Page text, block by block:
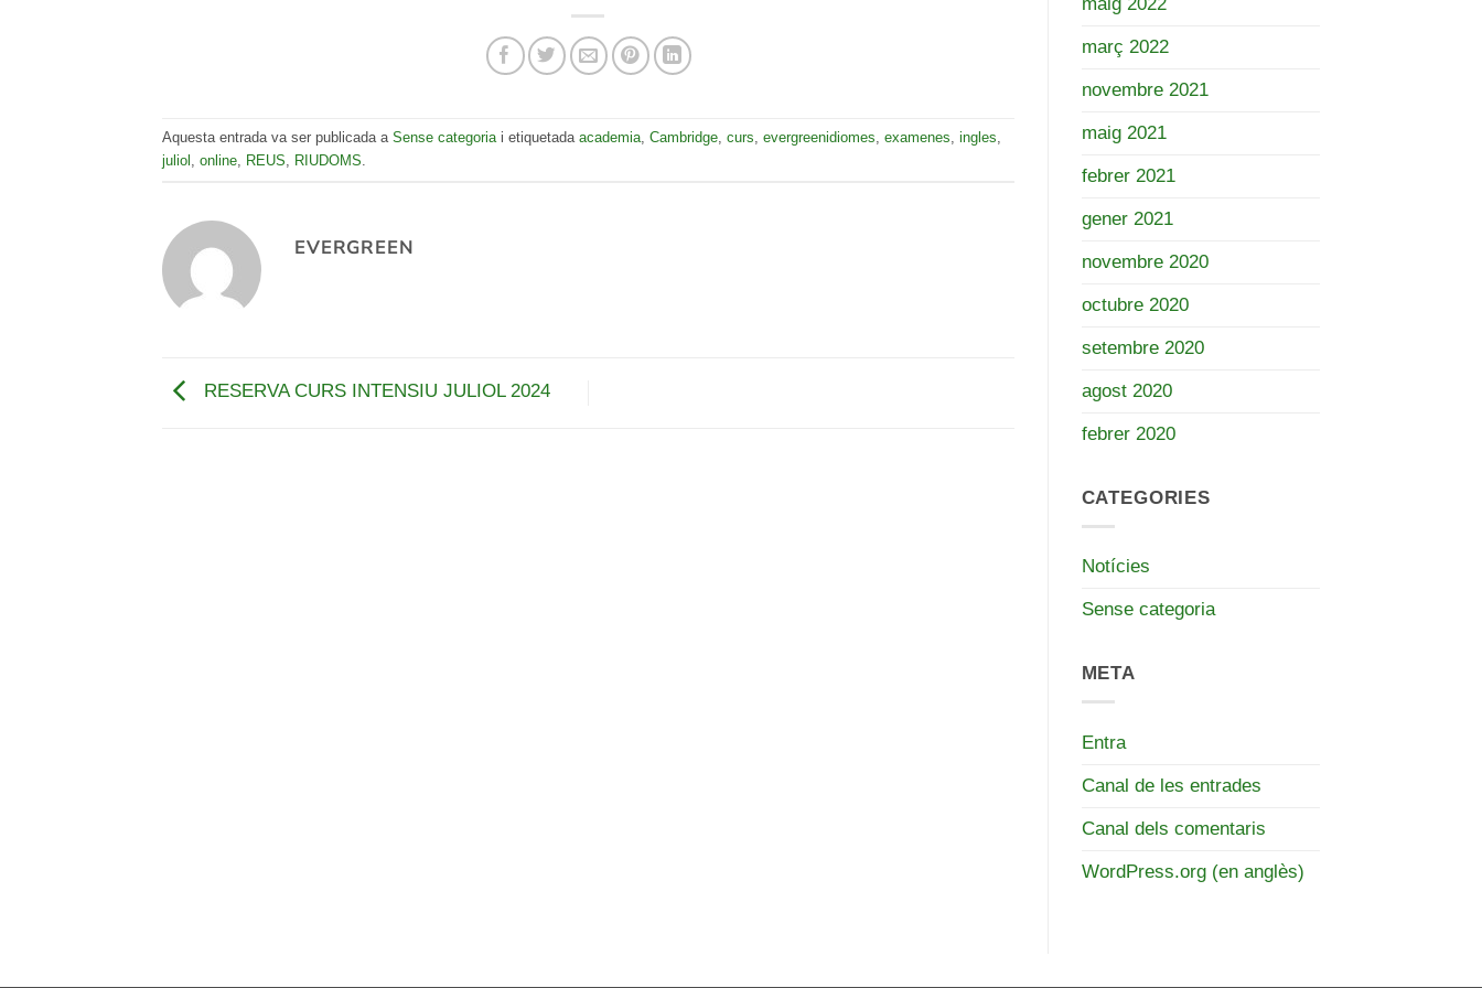
Aquesta entrada va ser publicada a Sense categoriai etiquetada academia, Cambridge, curs, evergreenidiomes, examenes, ingles,
juliol , online, REUS, RIUDOMS.
EVERGREEN
RESERVA CURS INTENSIU JULIOL 2024
maig 2022
març 2022
novembre 2021
maig 2021
febrer 2021
gener 2021
novembre 2020
octubre 2020
setembre 2020
agost 2020
febrer 2020
CATEGORIES
Notícies
Sense categoria
META
Entra
Canal de les entrades
Canal dels comentaris
WordPress.org (en anglès)